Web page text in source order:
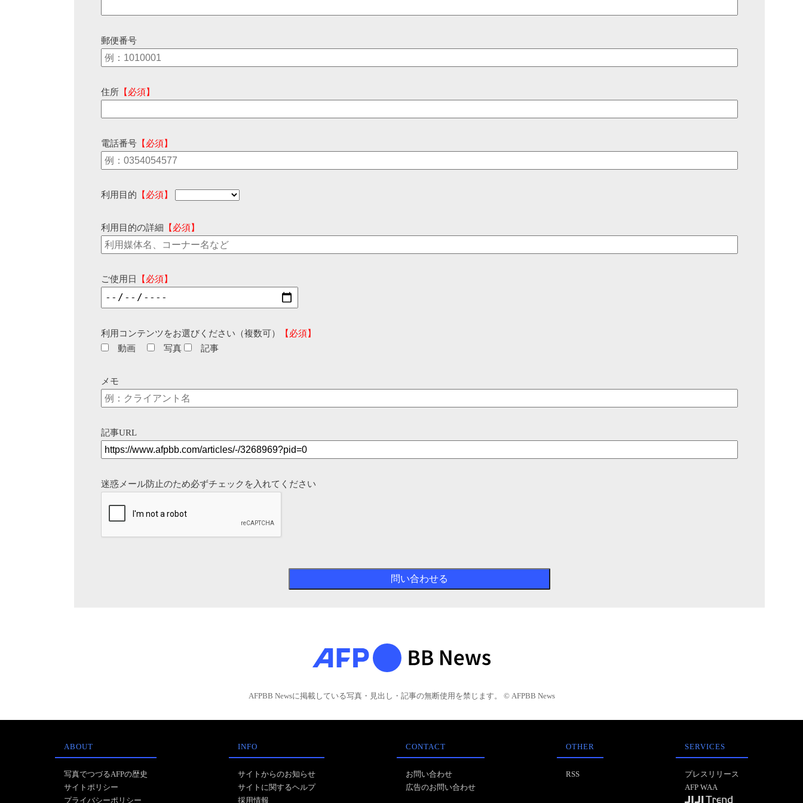
郵便番号
住所 【必須】
電話番号 【必須】
利用目的 【必須】
利用目的の詳細 【必須】
ご使用日 【必須】
利用コンテンツをお選びください（複数可）
【必須】
動画
写真 記事
メモ
記事URL
迷惑メール防止のため必ずチェックを入れてください
AFPBB Newsに掲載している写真・見出し・記事の無断使用を禁じます。 © AFPBB News
ABOUT
写真でつづるAFPの歴史
サイトポリシー
プライバシーポリシー
INFO
サイトからのお知らせ
サイトに関するヘルプ
採用情報
CONTACT
お問い合わせ
広告のお問い合わせ
OTHER
RSS
SERVICES
プレスリリース
AFP WAA